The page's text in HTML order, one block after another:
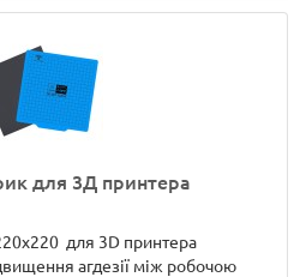
для 3Д принтера
для 3D принтера
агдезії між робочою